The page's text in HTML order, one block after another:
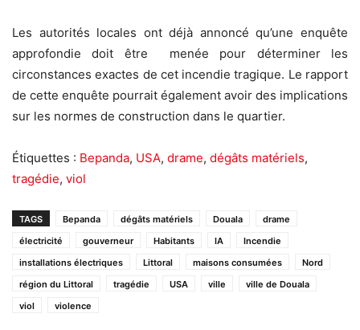
Les autorités locales ont déjà annoncé qu’une enquête
approfondie doit être menée pour déterminer les
circonstances exactes de cet incendie tragique. Le rapport
de cette enquête pourrait également avoir des implications
sur les normes de construction dans le quartier.
Étiquettes : Bepanda, USA, drame, dégâts matériels,
tragédie, viol
TAGS Bepanda dégâts matériels Douala
drame
électricité
gouverneur Habitants IA
Incendie
installations électriques
Littoral maisons consumées
Nord
région du Littoral
tragédie USA ville
ville de Douala
viol
violence